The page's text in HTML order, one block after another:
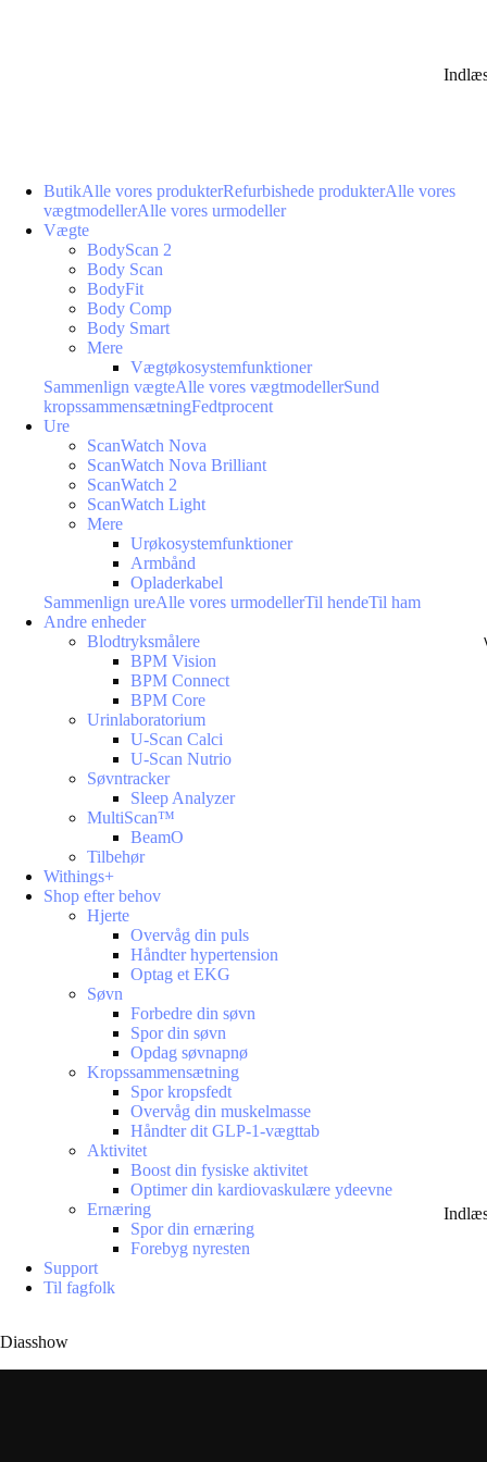
ButikAlle vores produkterRefurbishede produkterAlle vores
vægtmodellerAlle vores urmodeller
Vægte
BodyScan 2
Body Scan
BodyFit
Body Comp
Body Smart
Mere
Vægtøkosystemfunktioner
Sammenlign vægteAlle vores vægtmodellerSund
kropssammensætningFedtprocent
Ure
ScanWatch Nova
ScanWatch Nova Brilliant
ScanWatch 2
ScanWatch Light
Mere
Urøkosystemfunktioner
Armbånd
Opladerkabel
Sammenlign ureAlle vores urmodellerTil hendeTil ham
Andre enheder
Blodtryksmålere
BPM Vision
BPM Connect
BPM Core
Urinlaboratorium
U-Scan Calci
U-Scan Nutrio
Søvntracker
Sleep Analyzer
MultiScan™
BeamO
Tilbehør
Withings+
Shop efter behov
Hjerte
Overvåg din puls
Håndter hypertension
Optag et EKG
Søvn
Forbedre din søvn
Spor din søvn
Opdag søvnapnø
Kropssammensætning
Spor kropsfedt
Overvåg din muskelmasse
Håndter dit GLP-1-vægttab
Aktivitet
Boost din fysiske aktivitet
Optimer din kardiovaskulære ydeevne
Ernæring
Spor din ernæring
Forebyg nyresten
Support
Til fagfolk
Diasshow